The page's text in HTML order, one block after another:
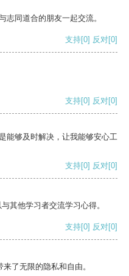
志同道合的朋友一起交流。
支持[0] 反对[0]
支持[0] 反对[0]
能够及时解决，让我能够安心工
支持[0] 反对[0]
其他学习者交流学习心得。
支持[0] 反对[0]
了无限的隐私和自由。